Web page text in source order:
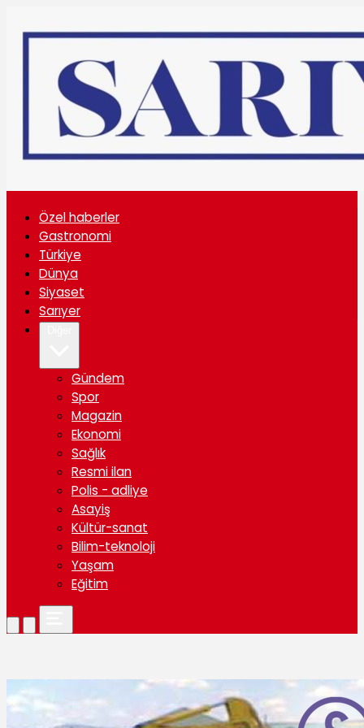
Özel haberler
Gastronomi
Türkiye
Dünya
Siyaset
Sarıyer
Gündem
Spor
Magazin
Ekonomi
Sağlık
Resmi ilan
Polis - adliye
Asayiş
Kültür-sanat
Bilim-teknoloji
Yaşam
Eğitim